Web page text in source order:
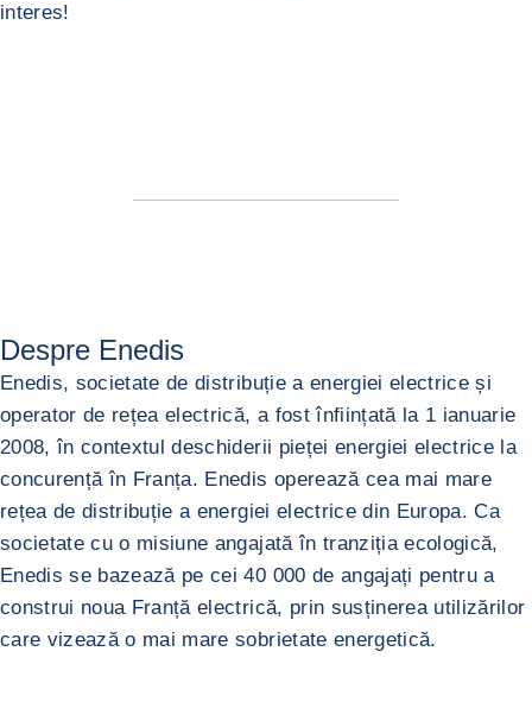
interes!
Despre Enedis
Enedis, societate de distribuție a energiei electrice și
operator de rețea electrică, a fost înființată la 1 ianuarie
2008, în contextul deschiderii pieței energiei electrice la
concurență în Franța. Enedis operează cea mai mare
rețea de distribuție a energiei electrice din Europa. Ca
societate cu o misiune angajată în tranziția ecologică,
Enedis se bazează pe cei 40 000 de angajați pentru a
construi noua Franță electrică, prin susținerea utilizărilor
care vizează o mai mare sobrietate energetică.